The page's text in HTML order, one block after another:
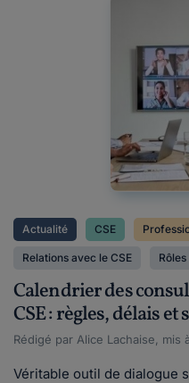
Actualité CSE
Relations avec le CSE
Calendrier des
CSE : règles, délais
Rédigé par Alice Lachaise, mis
Véritable outil de dialogue